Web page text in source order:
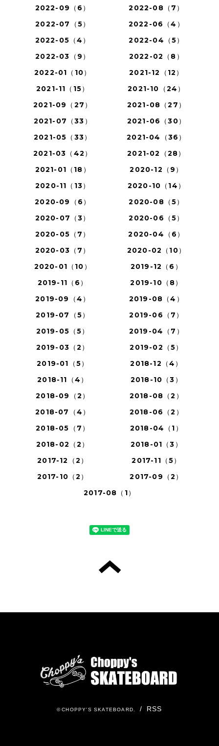
2022-09（6）
2022-08（7）
2022-07（5）
2022-06（4）
2022-05（4）
2022-04（5）
2022-03（9）
2022-02（8）
2022-01（10）
2021-12（12）
2021-11（15）
2021-10（24）
2021-09（27）
2021-08（27）
2021-07（33）
2021-06（30）
2021-05（33）
2021-04（36）
2021-03（42）
2021-02（28）
2021-01（18）
2020-12（9）
2020-11（13）
2020-10（14）
2020-09（6）
2020-08（5）
2020-07（3）
2020-06（5）
2020-05（7）
2020-04（6）
2020-03（7）
2020-02（10）
2020-01（10）
2019-12（6）
2019-11（6）
2019-10（8）
2019-09（4）
2019-08（4）
2019-07（5）
2019-06（7）
2019-05（5）
2019-04（7）
2019-03（2）
2019-02（5）
2019-01（5）
2018-12（4）
2018-11（4）
2018-10（3）
2018-09（2）
2018-08（2）
2018-07（4）
2018-06（2）
2018-05（7）
2018-04（1）
2018-02（2）
2018-01（3）
2017-12（2）
2017-11（5）
2017-10（2）
2017-09（2）
2017-08（1）
©CHOPPY'S SKATEBOARD. / RSS